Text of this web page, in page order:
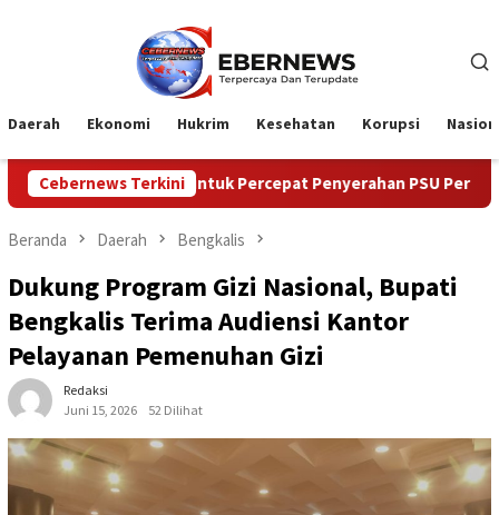
Daerah Ekonomi Hukrim Kesehatan Korupsi
Cebernews Terkini
untuk Percepat Penyerahan PSU Perumahan kepada
Beranda Daerah Bengkalis
Dukung Program Gizi Nasional, Bupati
Bengkalis Terima Audiensi Kantor
Pelayanan Pemenuhan Gizi
Redaksi
Juni 15, 2026
52 Dilihat